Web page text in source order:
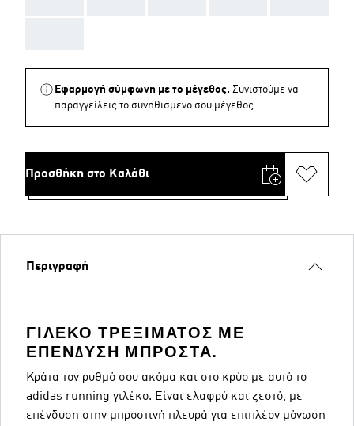
Εφαρμογή σύμφωνη με το μέγεθος. Συνιστούμε να
παραγγείλεις το συνηθισμένο σου μέγεθος.
Προσθήκη στο Καλάθι
Περιγραφή
ΓΙΛΈΚΟ ΤΡΕΞΊΜΑΤΟΣ ΜΕ
ΕΠΈΝΔΥΣΗ ΜΠΡΟΣΤΆ.
Κράτα τον ρυθμό σου ακόμα και στο κρύο με αυτό το
adidas running γιλέκο. Είναι ελαφρύ και ζεστό, με
επένδυση στην μπροστινή πλευρά για επιπλέον μόνωση